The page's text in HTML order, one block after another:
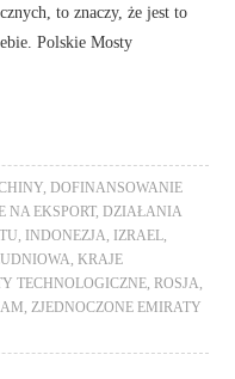
to znaczy, że jest to
Polskie Mosty
,DOFINANSOWANIE
NA EKSPORT,DZIAŁANIA
INDONEZJA IZRAEL
,KRAJE
TECHNOLOGICZNE ,ROSJA
ZJEDNOCZONE EMIRATY